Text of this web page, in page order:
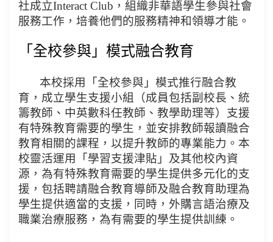
社成立Interact Club，組織非華語學生參與社會
服務工作，培養他們的服務精神和領導才能。
「全校參與」模式融合教育
本校採用「全校參與」模式推行融合教
育，成立學生支援小組（成員包括副校長、統
籌教師、中英數科任教師、教學助理等）支援
有特殊教育需要的學生，並安排教師報讀融合
教育相關的課程，以提升教師的專業能力。本
校靈活運用「學習支援津貼」及其他校內資
源，為有特殊教育需要的學生提供多元化的支
援，包括聘請融合教育導師及融合教育助理為
學生提供適當的支援，同時，外購言語治療及
職業治療服務，為有需要的學生提供訓練。